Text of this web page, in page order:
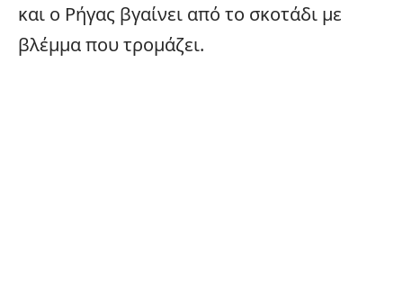
και ο Ρήγας βγαίνει από το σκοτάδι με
βλέμμα που τρομάζει.